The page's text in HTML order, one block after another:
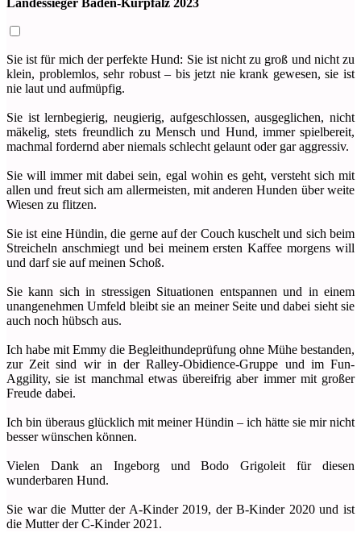
Sie ist für mich der perfekte Hund: Sie ist nicht zu groß und nicht zu
klein, problemlos, sehr robust – bis jetzt nie krank gewesen, sie ist
nie laut und aufmüpfig.
Sie ist lernbegierig, neugierig, aufgeschlossen, ausgeglichen, nicht
mäkelig, stets freundlich zu Mensch und Hund, immer spielbereit,
machmal fordernd aber niemals schlecht gelaunt oder gar aggressiv.
Sie will immer mit dabei sein, egal wohin es geht, versteht sich mit
allen und freut sich am allermeisten, mit anderen Hunden über weite
Wiesen zu flitzen.
Sie ist eine Hündin, die gerne auf der Couch kuschelt und sich beim
Streicheln anschmiegt und bei meinem ersten Kaffee morgens will
und darf sie auf meinen Schoß.
Sie kann sich in stressigen Situationen entspannen und in einem
unangenehmen Umfeld bleibt sie an meiner Seite und dabei sieht sie
auch noch hübsch aus.
Ich habe mit Emmy die Begleithundeprüfung ohne Mühe bestanden,
zur Zeit sind wir in der Ralley-Obidience-Gruppe und im Fun-
Aggility, sie ist manchmal etwas übereifrig aber immer mit großer
Freude dabei.
Ich bin überaus glücklich mit meiner Hündin – ich hätte sie mir nicht
besser wünschen können.
Vielen Dank an Ingeborg und Bodo Grigoleit für diesen
wunderbaren Hund.
Sie war die Mutter der A-Kinder 2019, der B-Kinder 2020 und ist
die Mutter der C-Kinder 2021.